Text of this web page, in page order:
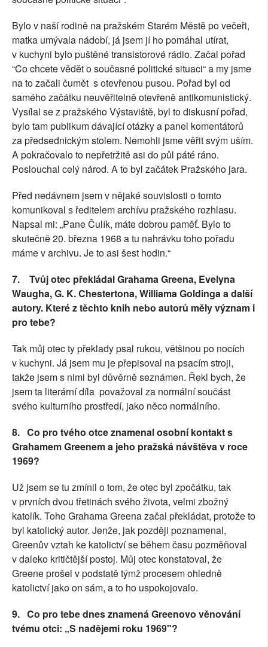
Bylo v naší rodině na pražském Starém Městě po večeři,
matka umývala nádobí, já jsem jí ho pomáhal utírat,
v kuchyni bylo puštěné transistorové rádio. Začal pořad
“Co chcete vědět o současné politické situaci“ a my jsme
na to začali čumět s otevřenou pusou. Pořad byl od
samého začátku neuvěřitelně otevřeně antikomunistický.
Vysílal se z pražského Výstaviště, byl to diskusní pořad,
bylo tam publikum dávající otázky a panel komentátorů
za předsednickým stolem. Nemohli jsme věřit svým uším.
A pokračovalo to nepřetržitě asi do půl páté ráno.
Poslouchal celý národ. A to byl začátek Pražského jara.
Před nedávnem jsem v nějaké souvislosti o tomto
komunikoval s ředitelem archívu pražského rozhlasu.
Napsal mi: „Pane Čulík, máte dobrou paměť. Bylo to
skutečně 20. března 1968 a tu nahrávku toho pořadu
máme v archivu. Je to asi šest hodin.“
7.
Tvůj otec překládal Grahama Greena, Evelyna
Waugha, G. K. Chestertona, Williama Goldinga a další
autory. Které z těchto knih nebo autorů měly význam i
pro tebe?
Tak můj otec ty překlady psal rukou, většinou po nocích
v kuchyni. Já jsem mu je přepisoval na psacím stroji,
takže jsem s nimi byl důvěrně seznámen. Řekl bych, že
jsem ta literární díla považoval za normální součást
svého kulturního prostředí, jako něco normálního.
8. Co pro tvého otce znamenal osobní kontakt s
Grahamem Greenem a jeho pražská návštěva v roce
1969?
Už jsem se tu zmínil o tom, že otec byl zpočátku, tak
v prvních dvou třetinách svého života, velmi zbožný
katolík. Toho Grahama Greena začal překládat, protože to
byl katolický autor. Jenže, jak později poznamenal,
Greenův vztah ke katolictví se během času pozměňoval
v daleko kritičtější postoj. Můj otec konstatoval, že
Greene prošel v podstatě týmž procesem ohledně
katolictví jako on sám, a to ho uspokojovalo.
9. Co pro tebe dnes znamená Greenovo věnování
tvému otci: „S nadějemi roku 1969"?